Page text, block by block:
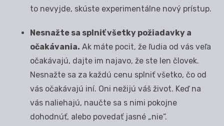
to nevyjde, skúste experimentálne nový prístup.
Nesnažte sa splniť všetky požiadavky a
očakávania. Ak máte pocit, že ľudia od vás veľa
očakávajú, dajte im najavo, že ste len človek.
Nesnažte sa za každú cenu splniť všetko, čo od
vás očakávajú iní. Oni nežijú váš život. Keď na
vás naliehajú, naučte sa s nimi pokojne
dohodnúť, alebo povedať jasné „nie“.